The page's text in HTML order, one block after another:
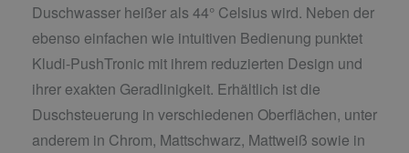
Duschwasser heißer als 44° Celsius wird. Neben der
ebenso einfachen wie intuitiven Bedienung punktet
Kludi-PushTronic mit ihrem reduzierten Design und
ihrer exakten Geradlinigkeit. Erhältlich ist die
Duschsteuerung in verschiedenen Oberflächen, unter
anderem in Chrom, Mattschwarz, Mattweiß sowie in